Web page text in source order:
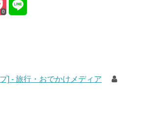
0
] - 旅行・おでかけメディア